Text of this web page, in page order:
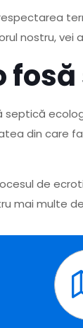
nostru,
din care
de
mai multe